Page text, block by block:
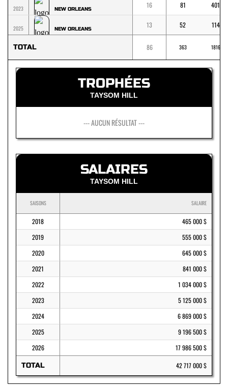
2023 NEW ORLEANS 16 81 401
2025 NEW ORLEANS 13 52 114
TOTAL 86 363 1816
TROPHÉES
TAYSOM HILL
--- AUCUN RÉSULTAT ---
SALAIRES
TAYSOM HILL
SAISONS SALAIRE
2018
465 000 $
2019
555 000 $
2020
645 000 $
2021
841 000 $
2022
1 034 000 $
2023
5 125 000 $
2024
6 869 000 $
2025
9 196 500 $
2026
17 986 500 $
TOTAL 42 717 000 $